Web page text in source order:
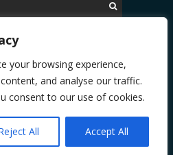
your browsing experience,
and analyse our traffic.
consent to our use of cookies.
All Accept All
Viata lui Eminescu (Necenzurat).